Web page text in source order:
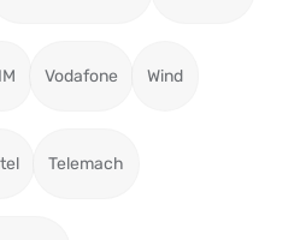
Vodafone Wind
Telemach